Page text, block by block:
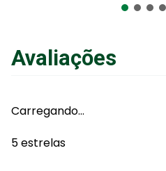
Avaliações
Carregando…
5 estrelas